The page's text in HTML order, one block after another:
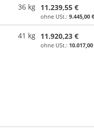
36 kg 11.239,55 €
9.445,00 €
41 kg 11.920,23 €